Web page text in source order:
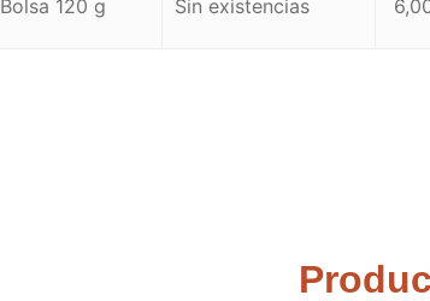
Bolsa 120 g Sin existencias